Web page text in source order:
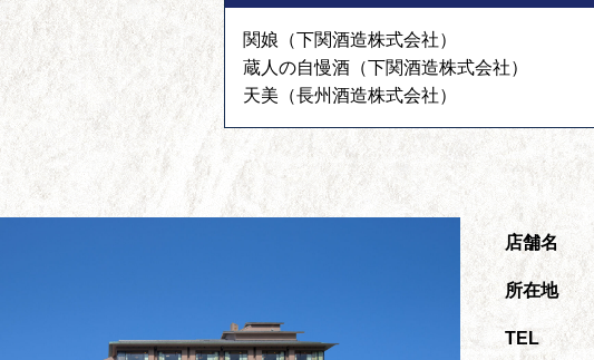
関娘（下関酒造株式会社）
蔵人の自慢酒（下関酒造株式会社）
天美（長州酒造株式会社）
店舗名
所在地
TEL